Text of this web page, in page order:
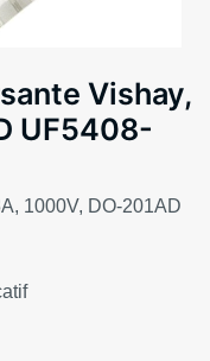
Vishay,
UF5408-
1000V, DO-201AD